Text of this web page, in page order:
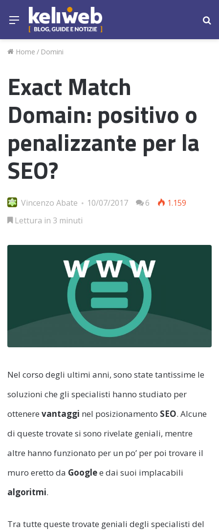
Menu
Home / Domini
Exact Match
Domain: positivo o
penalizzante per la
SEO?
Vincenzo Abate 10/07/2017 6
1.159
Lettura in 3 minuti
Nel corso degli ultimi anni, sono state tantissime le
soluzioni che gli specialisti hanno studiato per
ottenere vantaggi nel posizionamento SEO. Alcune
di queste trovate si sono rivelate geniali, mentre
altre hanno funzionato per un po’ per poi trovare il
muro eretto da Googlee dai suoi implacabili
algoritmi.
Tra tutte queste trovate geniali degli specialisti del